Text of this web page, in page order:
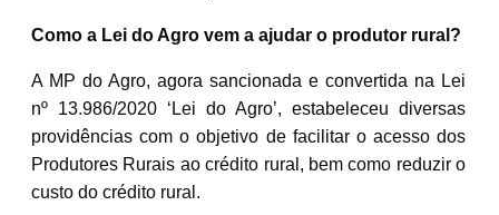
Como a Lei do Agro vem a ajudar o produtor rural?
A MP do Agro, agora sancionada e convertida na Lei
nº 13.986/2020 ‘Lei do Agro’, estabeleceu diversas
providências com o objetivo de facilitar o acesso dos
Produtores Rurais ao crédito rural, bem como reduzir o
custo do crédito rural.